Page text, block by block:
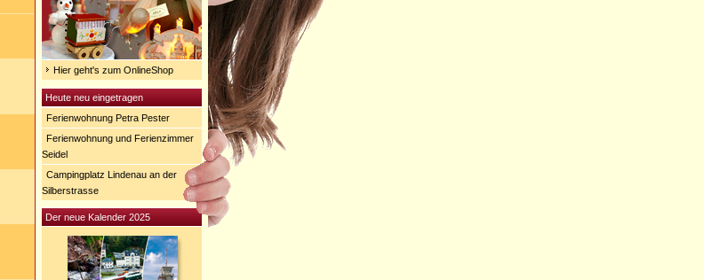
Hier geht's zum OnlineShop
Heute neu eingetragen
Ferienwohnung Petra Pester
Ferienwohnung und Ferienzimmer
Seidel
Campingplatz Lindenau an der
Silberstrasse
Der neue Kalender 2025